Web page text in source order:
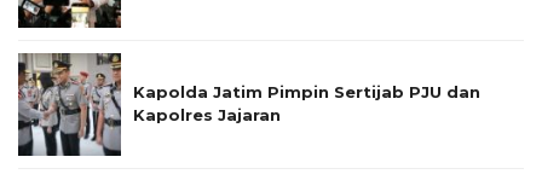
Kapolda Jatim Pimpin Sertijab PJU dan
Kapolres Jajaran